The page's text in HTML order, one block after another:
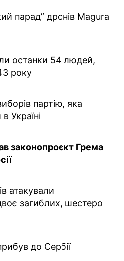
парад” дронів Magura
останки 54 людей,
року
партію, яка
Україні
законопроєкт Грема
атакували
загиблих, шестеро
до Сербії